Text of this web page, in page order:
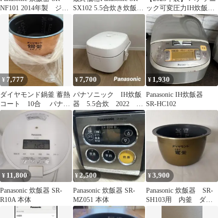
NF101 2014年製 ジャ
ンク品
SX102 5.5合炊き炊飯器
取扱説明書付き
ック可変圧力IH炊飯器
おどり炊き
¥ 7,777
ダイヤモンド鍋釜 蓄熱
コート 10合 パナソ
ニック純正
¥7,700
パナソニック IH炊飯
器 5.5合炊 2022
SR-UNX101
¥ 1,930
Panasonic IH炊飯器
SR-HC102
¥ 11,800
Panasonic 炊飯器 SR-
R10A 本体
¥2,500
Panasonic 炊飯器 SR-
MZ051 本体
¥3,900
Panasonic 炊飯器 SR-
SH103用 内釜 ダイ